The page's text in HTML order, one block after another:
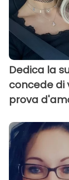
Dedica la
concede di
prova